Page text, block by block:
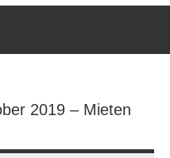
2019 – Mieten